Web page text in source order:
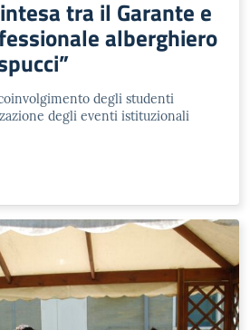
tra il Garante e
alberghiero
degli studenti
degli eventi istituzionali